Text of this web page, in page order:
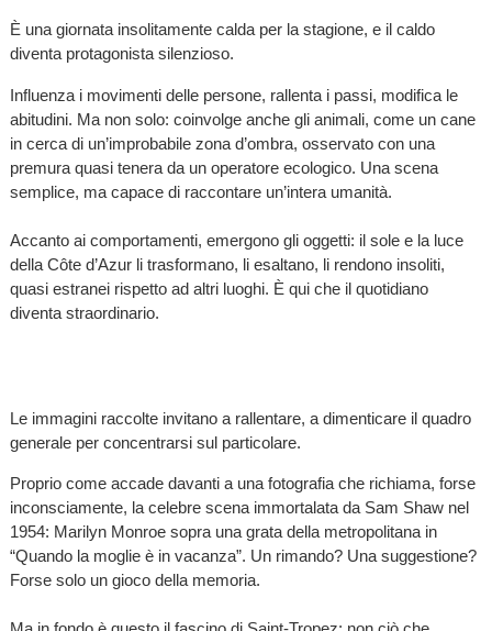
È una giornata insolitamente calda per la stagione, e il caldo
diventa protagonista silenzioso.
Influenza i movimenti delle persone, rallenta i passi, modifica le
abitudini. Ma non solo: coinvolge anche gli animali, come un cane
in cerca di un’improbabile zona d’ombra, osservato con una
premura quasi tenera da un operatore ecologico. Una scena
semplice, ma capace di raccontare un’intera umanità.
Accanto ai comportamenti, emergono gli oggetti: il sole e la luce
della Côte d’Azur li trasformano, li esaltano, li rendono insoliti,
quasi estranei rispetto ad altri luoghi. È qui che il quotidiano
diventa straordinario.
Le immagini raccolte invitano a rallentare, a dimenticare il quadro
generale per concentrarsi sul particolare.
Proprio come accade davanti a una fotografia che richiama, forse
inconsciamente, la celebre scena immortalata da Sam Shaw nel
1954: Marilyn Monroe sopra una grata della metropolitana in
“Quando la moglie è in vacanza”. Un rimando? Una suggestione?
Forse solo un gioco della memoria.